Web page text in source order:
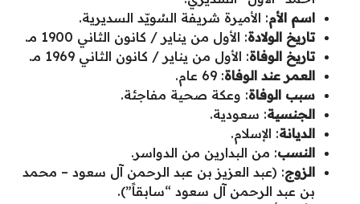
اسم الأم: الأميرة شريفة السُويّد السديرية.
تاريخ الولادة: الأول من يناير / كانون الثاني 1900 مـ.
تاريخ الوفاة: الأول من يناير / كانون الثاني 1969 مـ.
العمر عند الوفاة: 69 عام.
سبب الوفاة: وعكة صحية مفاجئة.
الجنسية: سعودية.
الديانة: الإسلام.
النسب: من البدارين من الدواسر.
الزوج: (عبد العزيز بن عبد الرحمن آل سعود – محمد
بن عبد الرحمن آل سعود “سابقاً”).